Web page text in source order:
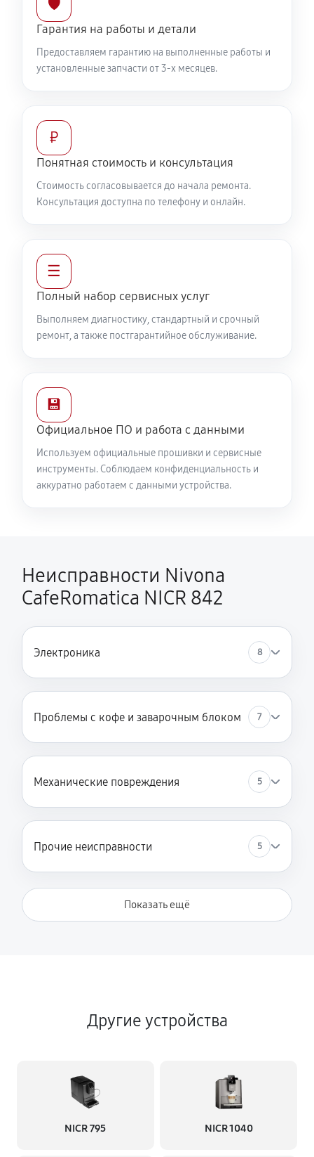
🛡️
Гарантия на работы и детали
Предоставляем гарантию на выполненные работы и
установленные запчасти от 3-х месяцев.
₽
Понятная стоимость и консультация
Стоимость согласовывается до начала ремонта.
Консультация доступна по телефону и онлайн.
☰
Полный набор сервисных услуг
Выполняем диагностику, стандартный и срочный
ремонт, а также постгарантийное обслуживание.
💾
Официальное ПО и работа с данными
Используем официальные прошивки и сервисные
инструменты. Соблюдаем конфиденциальность и
аккуратно работаем с данными устройства.
Неисправности Nivona
CafeRomatica NICR 842
Электроника 8
Проблемы с кофе и заварочным блоком 7
Механические повреждения 5
Прочие неисправности 5
Показать ещё
Другие устройства
NICR 795 NICR 1040